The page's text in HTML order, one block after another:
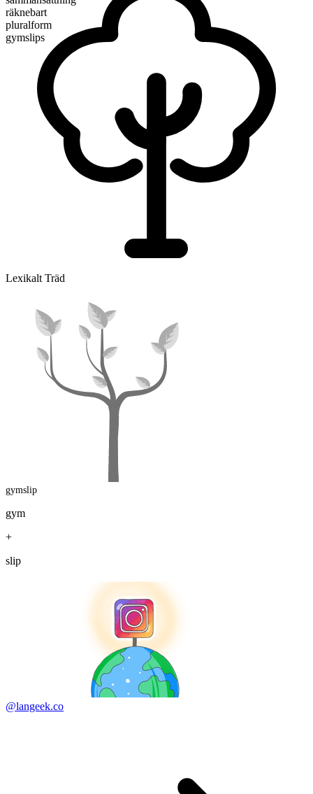
räknebart
pluralform
gymslips
Lexikalt Träd
gymslip
gym
+
slip
@langeek.co